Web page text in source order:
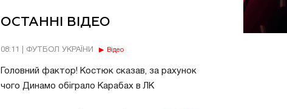
ОСТАННІ ВІДЕО
08:11 | ФУТБОЛ УКРАЇНИ Відео
Головний фактор! Костюк сказав, за рахунок
чого Динамо обіграло Карабах в ЛК